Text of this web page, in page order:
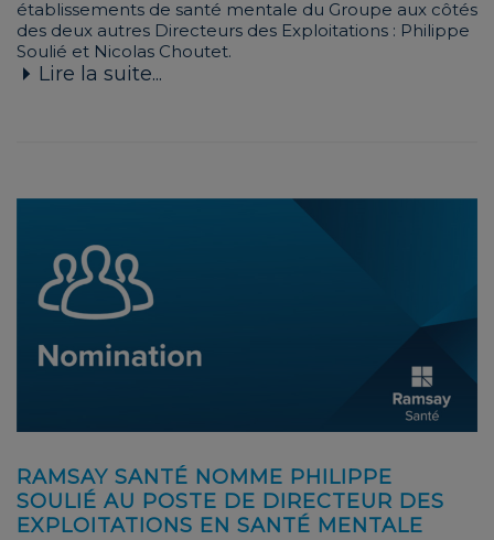
établissements de santé mentale du Groupe aux côtés
des deux autres Directeurs des Exploitations : Philippe
Soulié et Nicolas Choutet.
Lire la suite...
RAMSAY SANTÉ NOMME PHILIPPE
SOULIÉ AU POSTE DE DIRECTEUR DES
EXPLOITATIONS EN SANTÉ MENTALE